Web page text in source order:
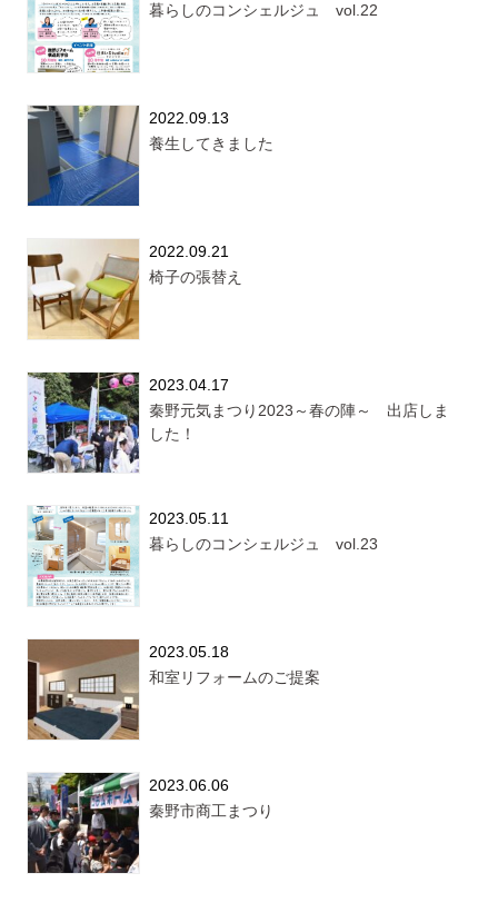
暮らしのコンシェルジュ vol.22
2022.09.13
養生してきました
2022.09.21
椅子の張替え
2023.04.17
秦野元気まつり2023～春の陣～ 出店しま
した！
2023.05.11
暮らしのコンシェルジュ vol.23
2023.05.18
和室リフォームのご提案
2023.06.06
秦野市商工まつり